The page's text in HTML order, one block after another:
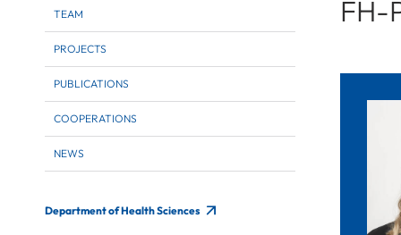
TEAM
PROJECTS
PUBLICATIONS
COOPERATIONS
NEWS
Department of Health Sciences
FH-